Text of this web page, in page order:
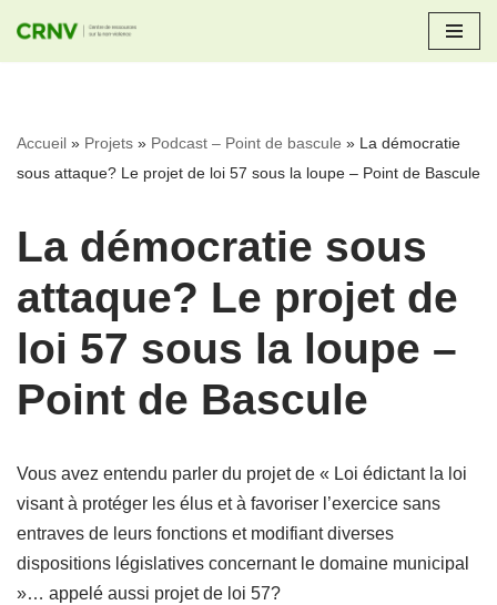
Aller
Accueil » Projets » Podcast – Point de bascule » La démocratie
sous attaque? Le projet de loi 57 sous la loupe – Point de Bascule
La démocratie sous
attaque? Le projet de
loi 57 sous la loupe –
Point de Bascule
Vous avez entendu parler du projet de « Loi édictant la loi
visant à protéger les élus et à favoriser l’exercice sans
entraves de leurs fonctions et modifiant diverses
dispositions législatives concernant le domaine municipal
»… appelé aussi projet de loi 57?